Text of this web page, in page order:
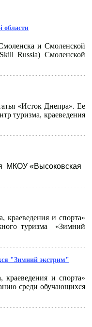
области
и Смоленской
Russia) Смоленской
«Исток Днепра». Ее
туризма, краеведения
МКОУ «Высоковская
и спорта»
туризма «Зимний
"Зимний экстрим"
и спорта»
среди обучающихся